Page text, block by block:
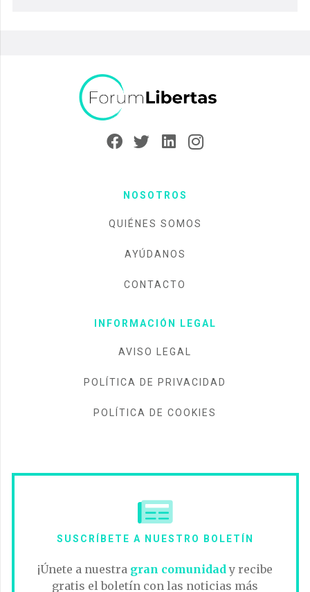
NOSOTROS
QUIÉNES SOMOS
AYÚDANOS
CONTACTO
INFORMACIÓN LEGAL
AVISO LEGAL
POLÍTICA DE PRIVACIDAD
POLÍTICA DE COOKIES
SUSCRÍBETE A NUESTRO BOLETÍN
¡Únete a nuestra gran comunidad y recibe
gratis el boletín con las noticias más